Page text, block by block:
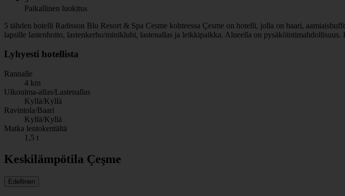
Paikallinen luokitus
5 tähden hotelli Radisson Blu Resort & Spa Cesme kohteessa Çesme on hotelli, jolla on baari,
lapsille lastenhoito, lastenkerho/miniklubi, lastenallas ja leikkipaikka. Alueella on
Lyhyesti hotellista
Rannalle
4 km
Ulkouima-allas/Lastenallas
Kyllä/Kyllä
Ravintola/Baari
Kyllä/Kyllä
Matka lentokentältä
1,5 t
Keskilämpötila Çeşme
Edellinen